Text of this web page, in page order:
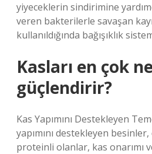
yiyeceklerin sindirimine
veren bakterilerle savaşan
kullanıldığında bağışıklık
Kasları en çok
güçlendirir?
Kas Yapımını Destekleyen
yapımını destekleyen
proteinli olanlar, kas onarımı